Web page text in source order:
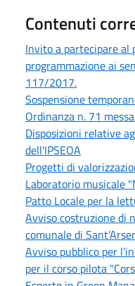
Contenuti
Invito a partecipare al
programmazione ai
117/2017.
Sospensione
Ordinanza n. 71
Disposizioni relative
dell'IPSEOA
Progetti di
Laboratorio musicale
Patto Locale per la
Avviso costruzione di
comunale di
Avviso pubblico per
per il corso pilota